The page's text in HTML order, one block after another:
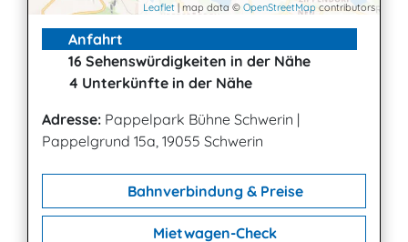
Leaflet | map data © OpenStreetMap contributors
Anfahrt
16 Sehenswürdigkeiten in der Nähe
4 Unterkünfte in der Nähe
Adresse: Pappelpark Bühne Schwerin |
Pappelgrund 15a, 19055 Schwerin
Bahnverbindung & Preise
Mietwagen-Check